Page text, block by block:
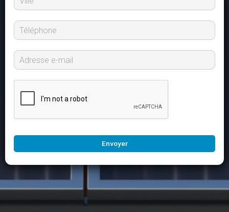
Envoyer